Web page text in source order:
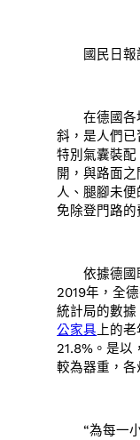
國民日報
在德國各
斜，是人們
特別氣囊裝
開，與路面
人、腿腳未
免除登門路的
依據德國
2019年，全
統計局的數
公家具 上的
21.8%。是以
較為器重，各
“為每一小